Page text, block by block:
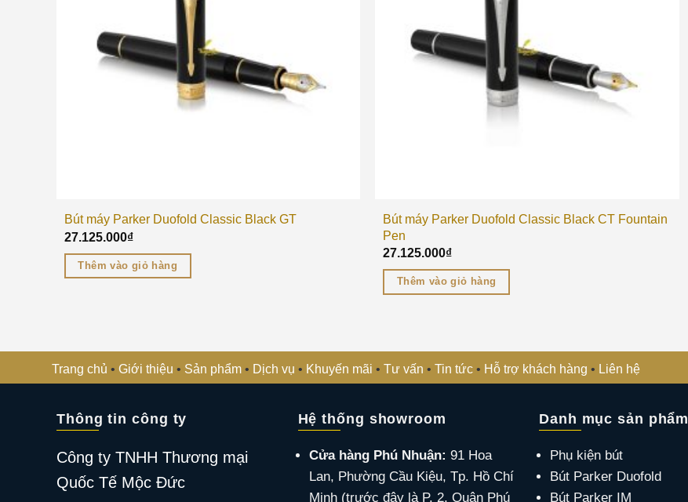
Bút máy Parker Duofold Classic Black GT
27.125.000₫
Thêm vào giỏ hàng
Bút máy Parker Duofold Classic Black CT Fountain
Pen
27.125.000₫
Thêm vào giỏ hàng
Trang chủ • Giới thiệu • Sản phẩm • Dịch vụ • Khuyến mãi • Tư vấn • Tin tức • Hỗ trợ khách hàng • Liên hệ
Thông tin công ty
Công ty TNHH Thương mại
Quốc Tế Mộc Đức
Hệ thống showroom
Cửa hàng Phú Nhuận: 91 Hoa
Lan, Phường Cầu Kiệu, Tp. Hồ Chí
Minh (trước đây là P. 2, Quận Phú
Danh mục sản phẩm
Phụ kiện bút
Bút Parker Duofold
Bút Parker IM